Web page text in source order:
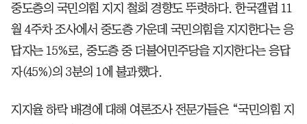
중도층의 국민의힘 지지 철회 경향도 뚜렷하다. 한국갤럽 11
월 4주차 조사에서 중도층 가운데 국민의힘을 지지한다는 응
답자는 15%로, 중도층 중 더불어민주당을 지지한다는 응답
자(45%)의 3분의 1에 불과했다.
지지율 하락 배경에 대해 여론조사 전문가들은 “국민의힘 지